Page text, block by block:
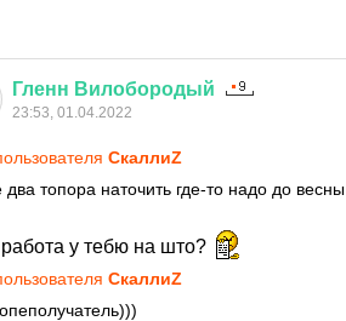
Гленн Вилобородый
23:53, 01.04.2022
СкаллиZ
топора наточить где-то надо до весны
у тебю на што?
СкаллиZ